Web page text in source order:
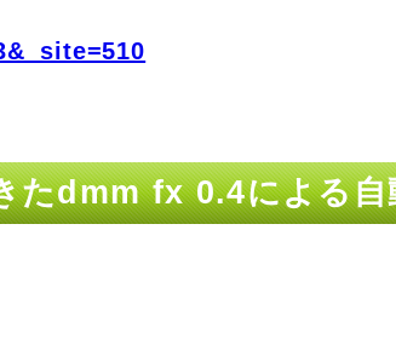
たdmm fx 0.4による